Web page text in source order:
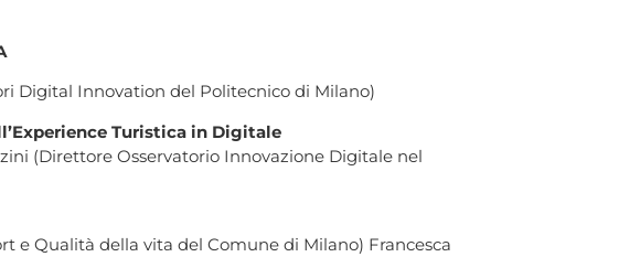
Digital Innovation del Politecnico di Milano)
Turistica in Digitale
(Direttore Osservatorio Innovazione Digitale nel
e Qualità della vita del Comune di Milano) Francesca